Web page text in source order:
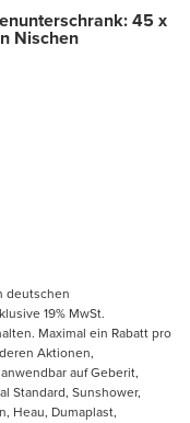
45 x
Nischen
deutschen
19% MwSt.
Maximal ein Rabatt pro
Aktionen,
auf Geberit,
Standard, Sunshower,
Heau, Dumaplast,